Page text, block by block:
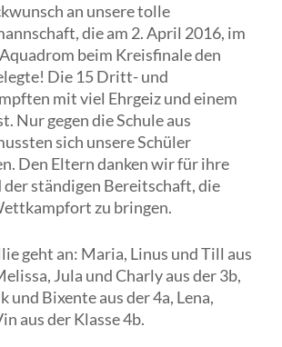
an unsere tolle
die am 2. April 2016, im
beim Kreisfinale den
Die 15 Dritt- und
mit viel Ehrgeiz und einem
Nur gegen die Schule aus
sich unsere Schüler
Den Eltern danken wir für ihre
ständigen Bereitschaft, die
zu bringen.
geht an: Maria, Linus und Till aus
Jula und Charly aus der 3b,
und Bixente aus der 4a, Lena,
aus der Klasse 4b.